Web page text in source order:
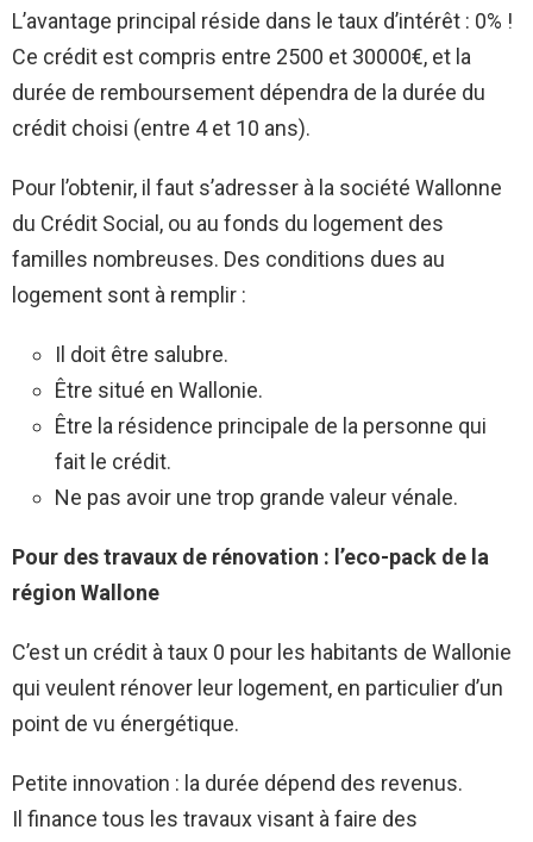
L’avantage principal réside dans le taux d’intérêt : 0% !
Ce crédit est compris entre 2500 et 30000€, et la
durée de remboursement dépendra de la durée du
crédit choisi (entre 4 et 10 ans).
Pour l’obtenir, il faut s’adresser à la société Wallonne
du Crédit Social, ou au fonds du logement des
familles nombreuses. Des conditions dues au
logement sont à remplir :
Il doit être salubre.
Être situé en Wallonie.
Être la résidence principale de la personne qui
fait le crédit.
Ne pas avoir une trop grande valeur vénale.
Pour des travaux de rénovation : l’eco-pack de la
région Wallone
C’est un crédit à taux 0 pour les habitants de Wallonie
qui veulent rénover leur logement, en particulier d’un
point de vu énergétique.
Petite innovation : la durée dépend des revenus.
Il finance tous les travaux visant à faire des